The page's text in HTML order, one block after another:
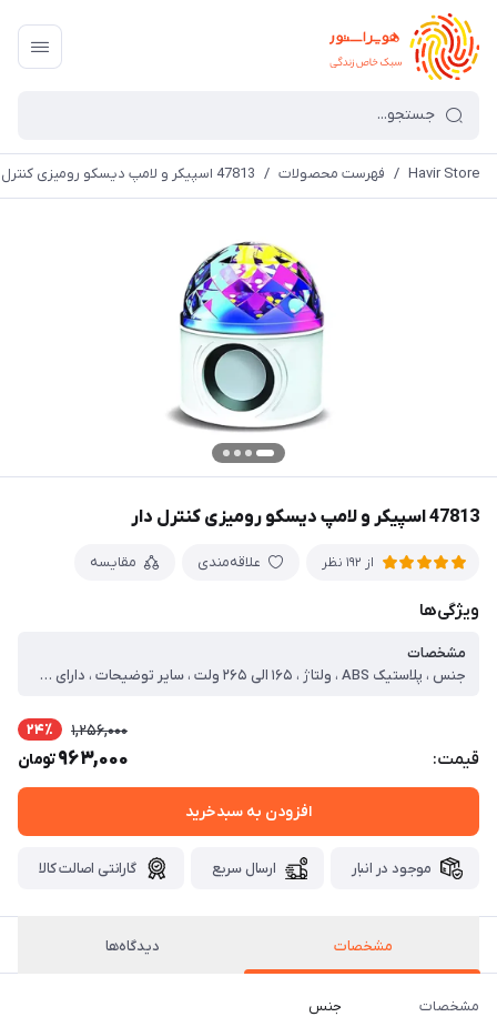
Havir Store
/ فهرست محصولات / 47813 اسپیکر و لامپ دیسکو رومیزی کنترل دار
47813 اسپیکر و لامپ دیسکو رومیزی کنترل دار
از 192 نظر علاقه‌مندی مقایسه
ویژگی‌ها
مشخصات
جنس ، پلاستیک ABS ، ولتاژ ، ۱۶۵ الی ۲۶۵ ولت ، سایر توضیحات ، دارای کنترل ، دارای نورهای دیسکویی رنگارنگ و پویا ، دارای اسپیکر داخلی ، طراحی رومیزی و جمع و جور ، دارای کابل USB ، دارای قابلیت کنترل از راه دور ، اتصال از طریق بلوتوث
قیمت:
1,256,000 24٪
963,000تومان
افزودن به سبدخرید
موجود در انبار ارسال سریع گارانتی اصالت کالا
مشخصات دیدگاه‌ها
مشخصات
جنس